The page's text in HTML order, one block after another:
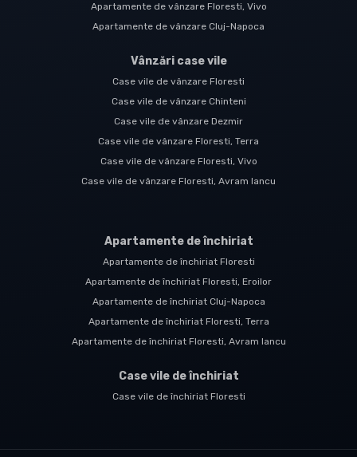
Apartamente de vânzare Floresti, Vivo
Apartamente de vânzare Cluj-Napoca
Vânzări case vile
Case vile de vânzare Floresti
Case vile de vânzare Chinteni
Case vile de vânzare Dezmir
Case vile de vânzare Floresti, Terra
Case vile de vânzare Floresti, Vivo
Case vile de vânzare Floresti, Avram Iancu
Apartamente de închiriat
Apartamente de închiriat Floresti
Apartamente de închiriat Floresti, Eroilor
Apartamente de închiriat Cluj-Napoca
Apartamente de închiriat Floresti, Terra
Apartamente de închiriat Floresti, Avram Iancu
Case vile de închiriat
Case vile de închiriat Floresti